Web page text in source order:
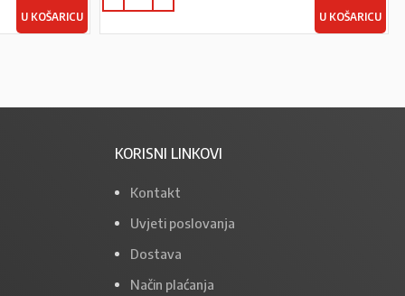
U KOŠARICU U KOŠARICU
KORISNI LINKOVI
Kontakt
Uvjeti poslovanja
Dostava
Način plaćanja